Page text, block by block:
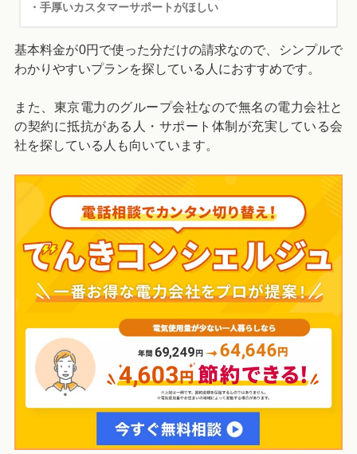
・手厚いカスタマーサポートがほしい
基本料金が0円で使った分だけの請求なので、シンプルで
わかりやすいプランを探している人におすすめです。
また、東京電力のグループ会社なので無名の電力会社と
の契約に抵抗がある人・サポート体制が充実している会
社を探している人も向いています。